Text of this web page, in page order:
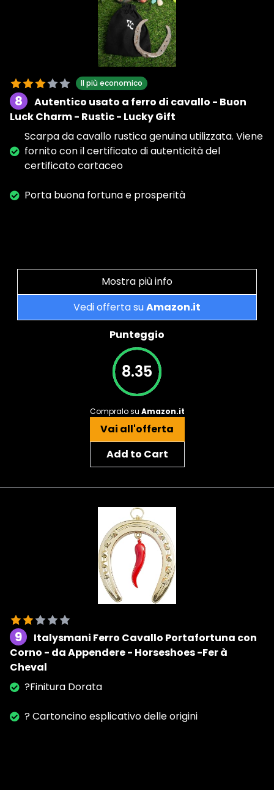
Il più economico
8
Autentico usato a ferro di cavallo - Buon
Luck Charm - Rustic - Lucky Gift
Scarpa da cavallo rustica genuina utilizzata. Viene
fornito con il certificato di autenticità del
certificato cartaceo
Porta buona fortuna e prosperità
Mostra più info
Vedi offerta suAmazon.it
Punteggio
8.35
Compralo su Amazon.it
Vai all'offerta
Add to Cart
9
Italysmani Ferro Cavallo Portafortuna con
Corno - da Appendere - Horseshoes -Fer à
Cheval
?Finitura Dorata
? Cartoncino esplicativo delle origini